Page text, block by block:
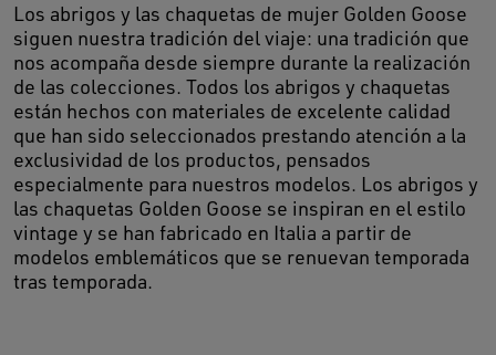
Los abrigos y las chaquetas de mujer Golden Goose
siguen nuestra tradición del viaje: una tradición que
nos acompaña desde siempre durante la realización
de las colecciones. Todos los abrigos y chaquetas
están hechos con materiales de excelente calidad
que han sido seleccionados prestando atención a la
exclusividad de los productos, pensados
especialmente para nuestros modelos. Los abrigos y
las chaquetas Golden Goose se inspiran en el estilo
vintage y se han fabricado en Italia a partir de
modelos emblemáticos que se renuevan temporada
tras temporada.